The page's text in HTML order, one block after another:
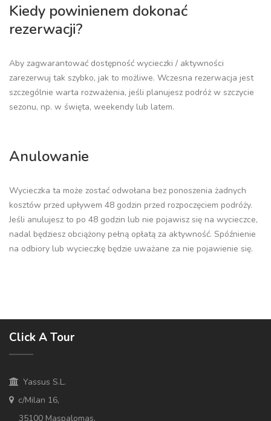
Kiedy powinienem dokonać
rezerwacji?
Aby zagwarantować dostępność wycieczki / aktywności
zarezerwuj tak szybko, jak to możliwe. Wczesna rezerwacja jest
szczególnie warta rozważenia, jeśli planujesz podróż w szczycie
sezonu, np. w święta, weekendy lub latem.
Anulowanie
Wycieczka ta może zostać odwołana bez ponoszenia żadnych
kosztów przed upływem 48 godzin przed rozpoczęciem podróży.
Jeśli anulujesz to po 48 godzin lub nie pojawisz się na wycieczce,
nadal będziesz obciążony pełną opłatą za aktywność. Spóźnienie
na odbiory lub wycieczkę będzie uważane za nie pojawienie się.
Click A Tour
Yassus S.L.
c/Milan 16,
35100 Maspalomas,